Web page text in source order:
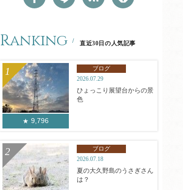
Ranking 直近30日の人気記事
9,796
ブログ
2026.07.29
ひょっこり展望台からの景
色
ブログ
2026.07.18
夏の大久野島のうさぎさん
は？